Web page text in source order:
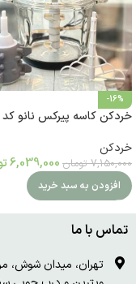
-16%
خردکن کاسه پیرکس نانو کد 28
خردکن
7,150,000 تومان 6,039,000
افزودن به سبد خرید
تماس با ما